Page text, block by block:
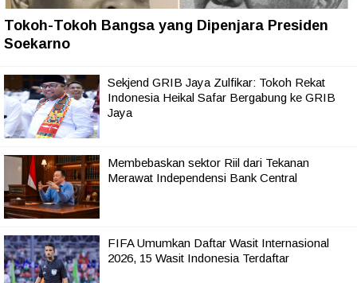
Tokoh-Tokoh Bangsa yang Dipenjara Presiden
Soekarno
Sekjend GRIB Jaya Zulfikar: Tokoh Rekat
Indonesia Heikal Safar Bergabung ke GRIB
Jaya
Membebaskan sektor Riil dari Tekanan
Merawat Independensi Bank Central
FIFA Umumkan Daftar Wasit Internasional
2026, 15 Wasit Indonesia Terdaftar